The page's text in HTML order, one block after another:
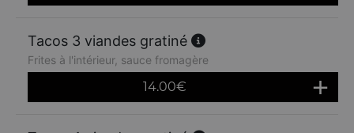
Tacos 3 viandes gratiné
Frites à l'intérieur, sauce fromagère
14.00€